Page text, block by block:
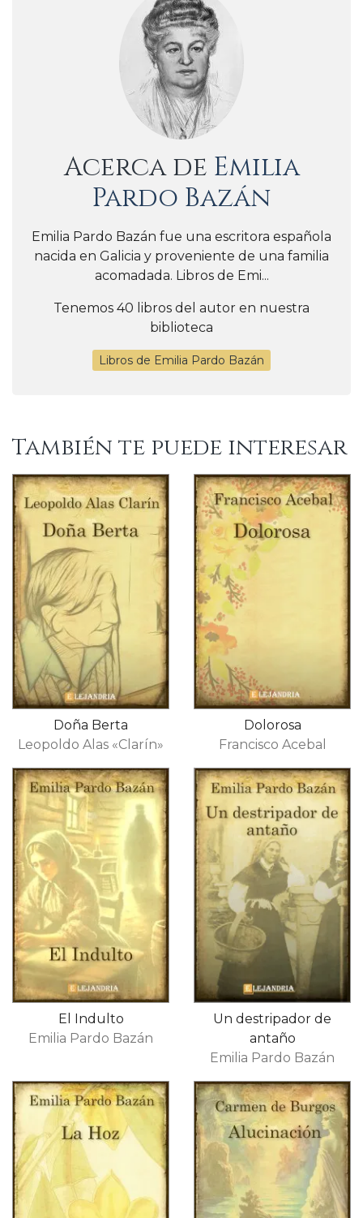
Acerca de Emilia
Pardo Bazán
Emilia Pardo Bazán fue una escritora española
nacida en Galicia y proveniente de una familia
acomadada. Libros de Emi...
Tenemos 40 libros del autor en nuestra
biblioteca
Libros de Emilia Pardo Bazán
También te puede interesar
Doña Berta
Leopoldo Alas «Clarín»
Dolorosa
Francisco Acebal
El Indulto
Emilia Pardo Bazán
Un destripador de
antaño
Emilia Pardo Bazán